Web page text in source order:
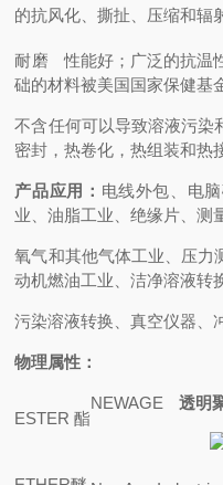
的抗风化、撕扯、压缩和辐
耐磨 性能好；广泛的抗温
础的材料被美国国家保健基
不含任何可以导致溶液污染
密封，热卷化，热组装和热
产品应用： 电线外包、电
业、油脂工业、绝缘片、测
氧气和其他气体工业、压力
动机燃油工业、洁净溶液转
污染溶液转换、真空仪器、
物理属性：
ESTER 酯
NEWAGE透明